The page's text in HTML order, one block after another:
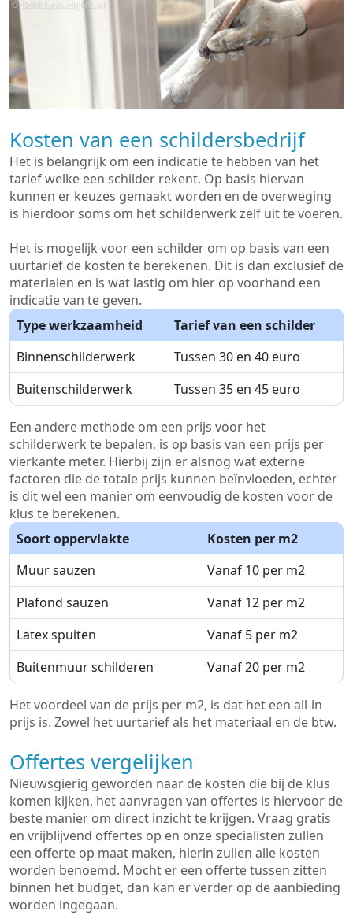
Kosten van een schildersbedrijf
Het is belangrijk om een indicatie te hebben van het
tarief welke een schilder rekent. Op basis hiervan
kunnen er keuzes gemaakt worden en de overweging
is hierdoor soms om het schilderwerk zelf uit te voeren.
Het is mogelijk voor een schilder om op basis van een
uurtarief de kosten te berekenen. Dit is dan exclusief de
materialen en is wat lastig om hier op voorhand een
indicatie van te geven.
Type werkzaamheid
Tarief van een schilder
Binnenschilderwerk
Tussen 30 en 40 euro
Buitenschilderwerk
Tussen 35 en 45 euro
Een andere methode om een prijs voor het
schilderwerk te bepalen, is op basis van een prijs per
vierkante meter. Hierbij zijn er alsnog wat externe
factoren die de totale prijs kunnen beïnvloeden, echter
is dit wel een manier om eenvoudig de kosten voor de
klus te berekenen.
Soort oppervlakte
Kosten per m2
Muur sauzen
Vanaf 10 per m2
Plafond sauzen
Vanaf 12 per m2
Latex spuiten
Vanaf 5 per m2
Buitenmuur schilderen
Vanaf 20 per m2
Het voordeel van de prijs per m2, is dat het een all-in
prijs is. Zowel het uurtarief als het materiaal en de btw.
Offertes vergelijken
Nieuwsgierig geworden naar de kosten die bij de klus
komen kijken, het aanvragen van offertes is hiervoor de
beste manier om direct inzicht te krijgen. Vraag gratis
en vrijblijvend offertes op en onze specialisten zullen
een offerte op maat maken, hierin zullen alle kosten
worden benoemd. Mocht er een offerte tussen zitten
binnen het budget, dan kan er verder op de aanbieding
worden ingegaan.